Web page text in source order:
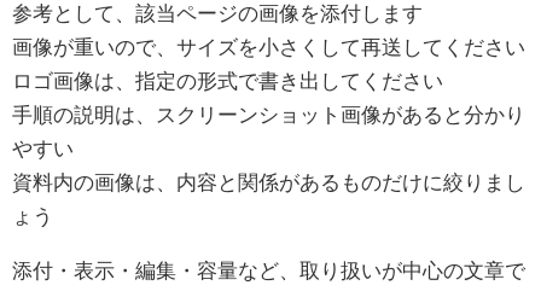
参考として、該当ページの画像を添付します
画像が重いので、サイズを小さくして再送してください
ロゴ画像は、指定の形式で書き出してください
手順の説明は、スクリーンショット画像があると分かり
やすい
資料内の画像は、内容と関係があるものだけに絞りまし
ょう
添付・表示・編集・容量など、取り扱いが中心の文章で